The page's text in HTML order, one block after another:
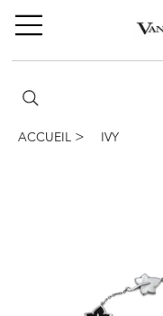
ACCUEIL > IVY